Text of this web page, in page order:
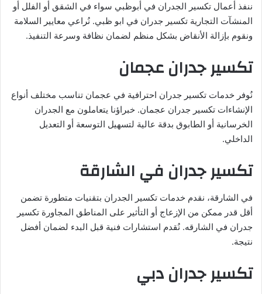
ننفذ أعمال تكسير الجدران في أبوظبي سواء في الشقق أو الفلل أو
المنشآت التجارية تكسير جدران في ابو ظبي. نُراعي معايير السلامة
ونقوم بإزالة الأنقاض بشكل منظم لضمان نظافة وسرعة التنفيذ.
تكسير جدران عجمان
نُوفر خدمات تكسير جدران احترافية في عجمان تناسب مختلف أنواع
الإنشاءات تكسير جدران عجمان. خبراؤنا يتعاملون مع الجدران
الخرسانية أو الطابوق بدقة عالية لتسهيل التوسعة أو التعديل
الداخلي.
تكسير جدران في الشارقة
في الشارقة، نقدم خدمات تكسير الجدران بتقنيات متطورة تضمن
أقل قدر ممكن من الإزعاج أو التأثير على المناطق المجاورة تكسير
جدران في الشارقه. نُقدم استشارات فنية قبل البدء لضمان أفضل
نتيجة.
تكسير جدران دبي